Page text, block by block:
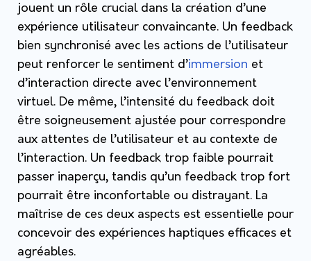
jouent un rôle crucial dans la création d’une
expérience utilisateur convaincante. Un feedback
bien synchronisé avec les actions de l’utilisateur
peut renforcer le sentiment d’immersion et
d’interaction directe avec l’environnement
virtuel. De même, l’intensité du feedback doit
être soigneusement ajustée pour correspondre
aux attentes de l’utilisateur et au contexte de
l’interaction. Un feedback trop faible pourrait
passer inaperçu, tandis qu’un feedback trop fort
pourrait être inconfortable ou distrayant. La
maîtrise de ces deux aspects est essentielle pour
concevoir des expériences haptiques efficaces et
agréables.